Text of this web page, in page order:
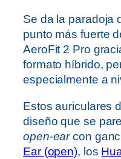
Se da la paradoja
punto más fuerte
AeroFit 2 Pro
formato híbrido,
especialmente a
Estos auriculares
diseño que se
open-earcon
Ear (open), los